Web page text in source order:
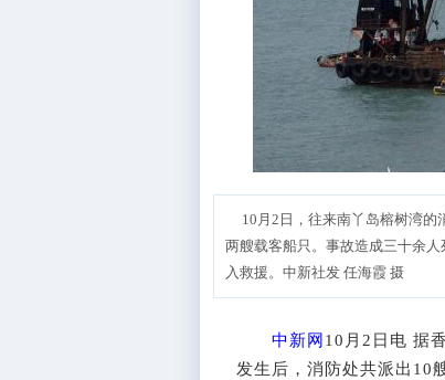
10月2日，往来南丫岛榕树湾的
两艘载客船只。事故造成三十余
入救援。中新社发 任海霞 摄
中新网 10月2日电 据
发生后，消防处共派出10